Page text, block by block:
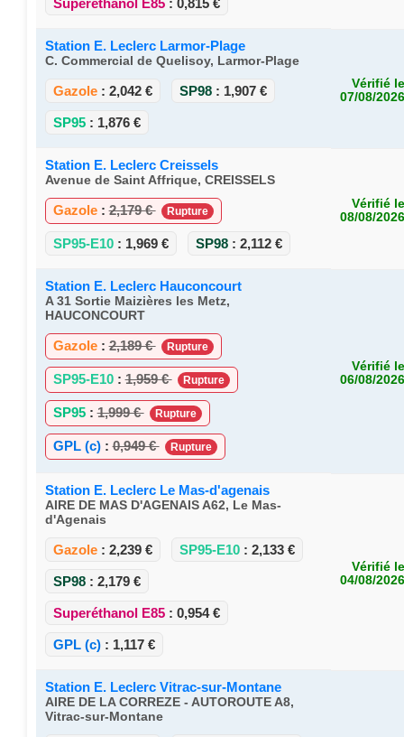
Station E. Leclerc Larmor-Plage
C. Commercial de Quelisoy, Larmor-Plage
Gazole : 2,042 € SP98 : 1,907 €
SP95 : 1,876 €
Vérifié le
07/08/2026
Station E. Leclerc Creissels
Avenue de Saint Affrique, CREISSELS
Gazole :2,179 € Rupture
SP95-E10 : 1,969 € SP98 : 2,112 €
Vérifié le
08/08/2026
Station E. Leclerc Hauconcourt
A 31 Sortie Maizières les Metz,
HAUCONCOURT
Gazole :2,189 € Rupture
SP95-E10 :1,959 € Rupture
SP95 :1,999 € Rupture
GPL (c) :0,949 € Rupture
Vérifié le
06/08/2026
Station E. Leclerc Le Mas-d'agenais
AIRE DE MAS D'AGENAIS A62, Le Mas-
d'Agenais
Gazole : 2,239 € SP95-E10 : 2,133 €
SP98 : 2,179 €
Superéthanol E85 : 0,954 €
GPL (c) : 1,117 €
Vérifié le
04/08/2026
Station E. Leclerc Vitrac-sur-Montane
AIRE DE LA CORREZE - AUTOROUTE A8,
Vitrac-sur-Montane